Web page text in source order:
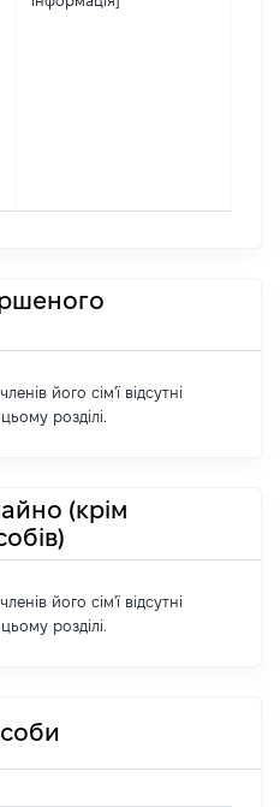
його сім'ї відсутні
розділі.
(крім
його сім'ї відсутні
розділі.